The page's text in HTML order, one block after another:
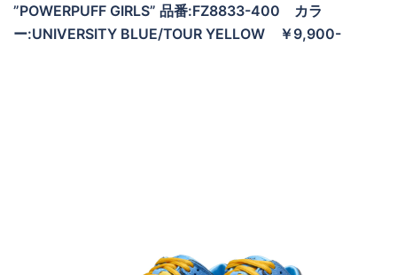
”POWERPUFF GIRLS” 品番:FZ8833-400 カラ
ー:UNIVERSITY BLUE/TOUR YELLOW ￥9,900-